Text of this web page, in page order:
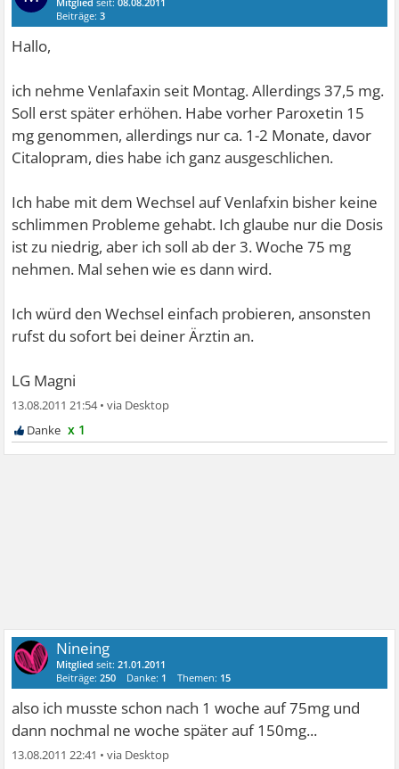
Beiträge:3
Hallo,
ich nehme Venlafaxin seit Montag. Allerdings 37,5 mg.
Soll erst später erhöhen. Habe vorher Paroxetin 15
mg genommen, allerdings nur ca. 1-2 Monate, davor
Citalopram, dies habe ich ganz ausgeschlichen.
Ich habe mit dem Wechsel auf Venlafxin bisher keine
schlimmen Probleme gehabt. Ich glaube nur die Dosis
ist zu niedrig, aber ich soll ab der 3. Woche 75 mg
nehmen. Mal sehen wie es dann wird.
Ich würd den Wechsel einfach probieren, ansonsten
rufst du sofort bei deiner Ärztin an.
LG Magni
13.08.2011 21:54•
x 1
Nineing
Mitglied seit:21.01.2011
Beiträge:250 Danke: 1 Themen: 15
also ich musste schon nach 1 woche auf 75mg und
dann nochmal ne woche später auf 150mg...
13.08.2011 22:41 •